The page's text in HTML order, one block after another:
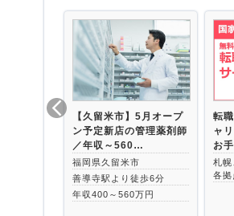
【久留米市】5月オープ
ン予定新店の管理薬剤師
／年収～560…
福岡県久留米市
善導寺駅より徒歩6分
年収400～560万円
転
ャ
お
札幌
各拠